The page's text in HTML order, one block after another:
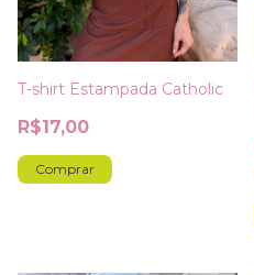
T-shirt Estampada Catholic
R$17,00
Comprar